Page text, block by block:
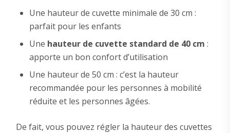
Une hauteur de cuvette minimale de 30 cm :
parfait pour les enfants
Une hauteur de cuvette standard de 40 cm :
apporte un bon confort d’utilisation
Une hauteur de 50 cm : c’est la hauteur
recommandée pour les personnes à mobilité
réduite et les personnes âgées.
De fait, vous pouvez régler la hauteur des cuvettes